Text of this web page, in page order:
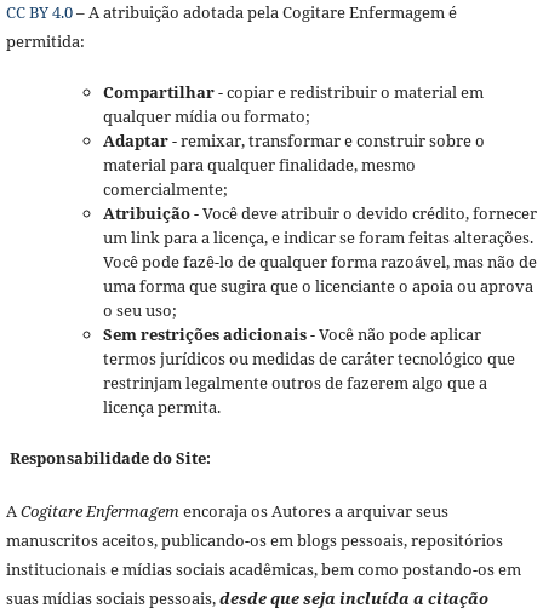
CC BY 4.0– A atribuição adotada pela Cogitare Enfermagem é
permitida:
Compartilhar- copiar e redistribuir o material em
qualquer mídia ou formato;
Adaptar- remixar, transformar e construir sobre o
material para qualquer finalidade, mesmo
comercialmente;
Atribuição- Você deve atribuir o devido crédito, fornecer
um link para a licença, e indicar se foram feitas alterações.
Você pode fazê-lo de qualquer forma razoável, mas não de
uma forma que sugira que o licenciante o apoia ou aprova
o seu uso;
Sem restrições adicionais- Você não pode aplicar
termos jurídicos ou medidas de caráter tecnológico que
restrinjam legalmente outros de fazerem algo que a
licença permita.
Responsabilidade do Site:
ACogitare Enfermagemencoraja os Autores a arquivar seus
manuscritos aceitos, publicando-os em blogs pessoais, repositórios
institucionais e mídias sociais acadêmicas, bem como postando-os em
suas mídias sociais pessoais,desde que seja incluída a citação